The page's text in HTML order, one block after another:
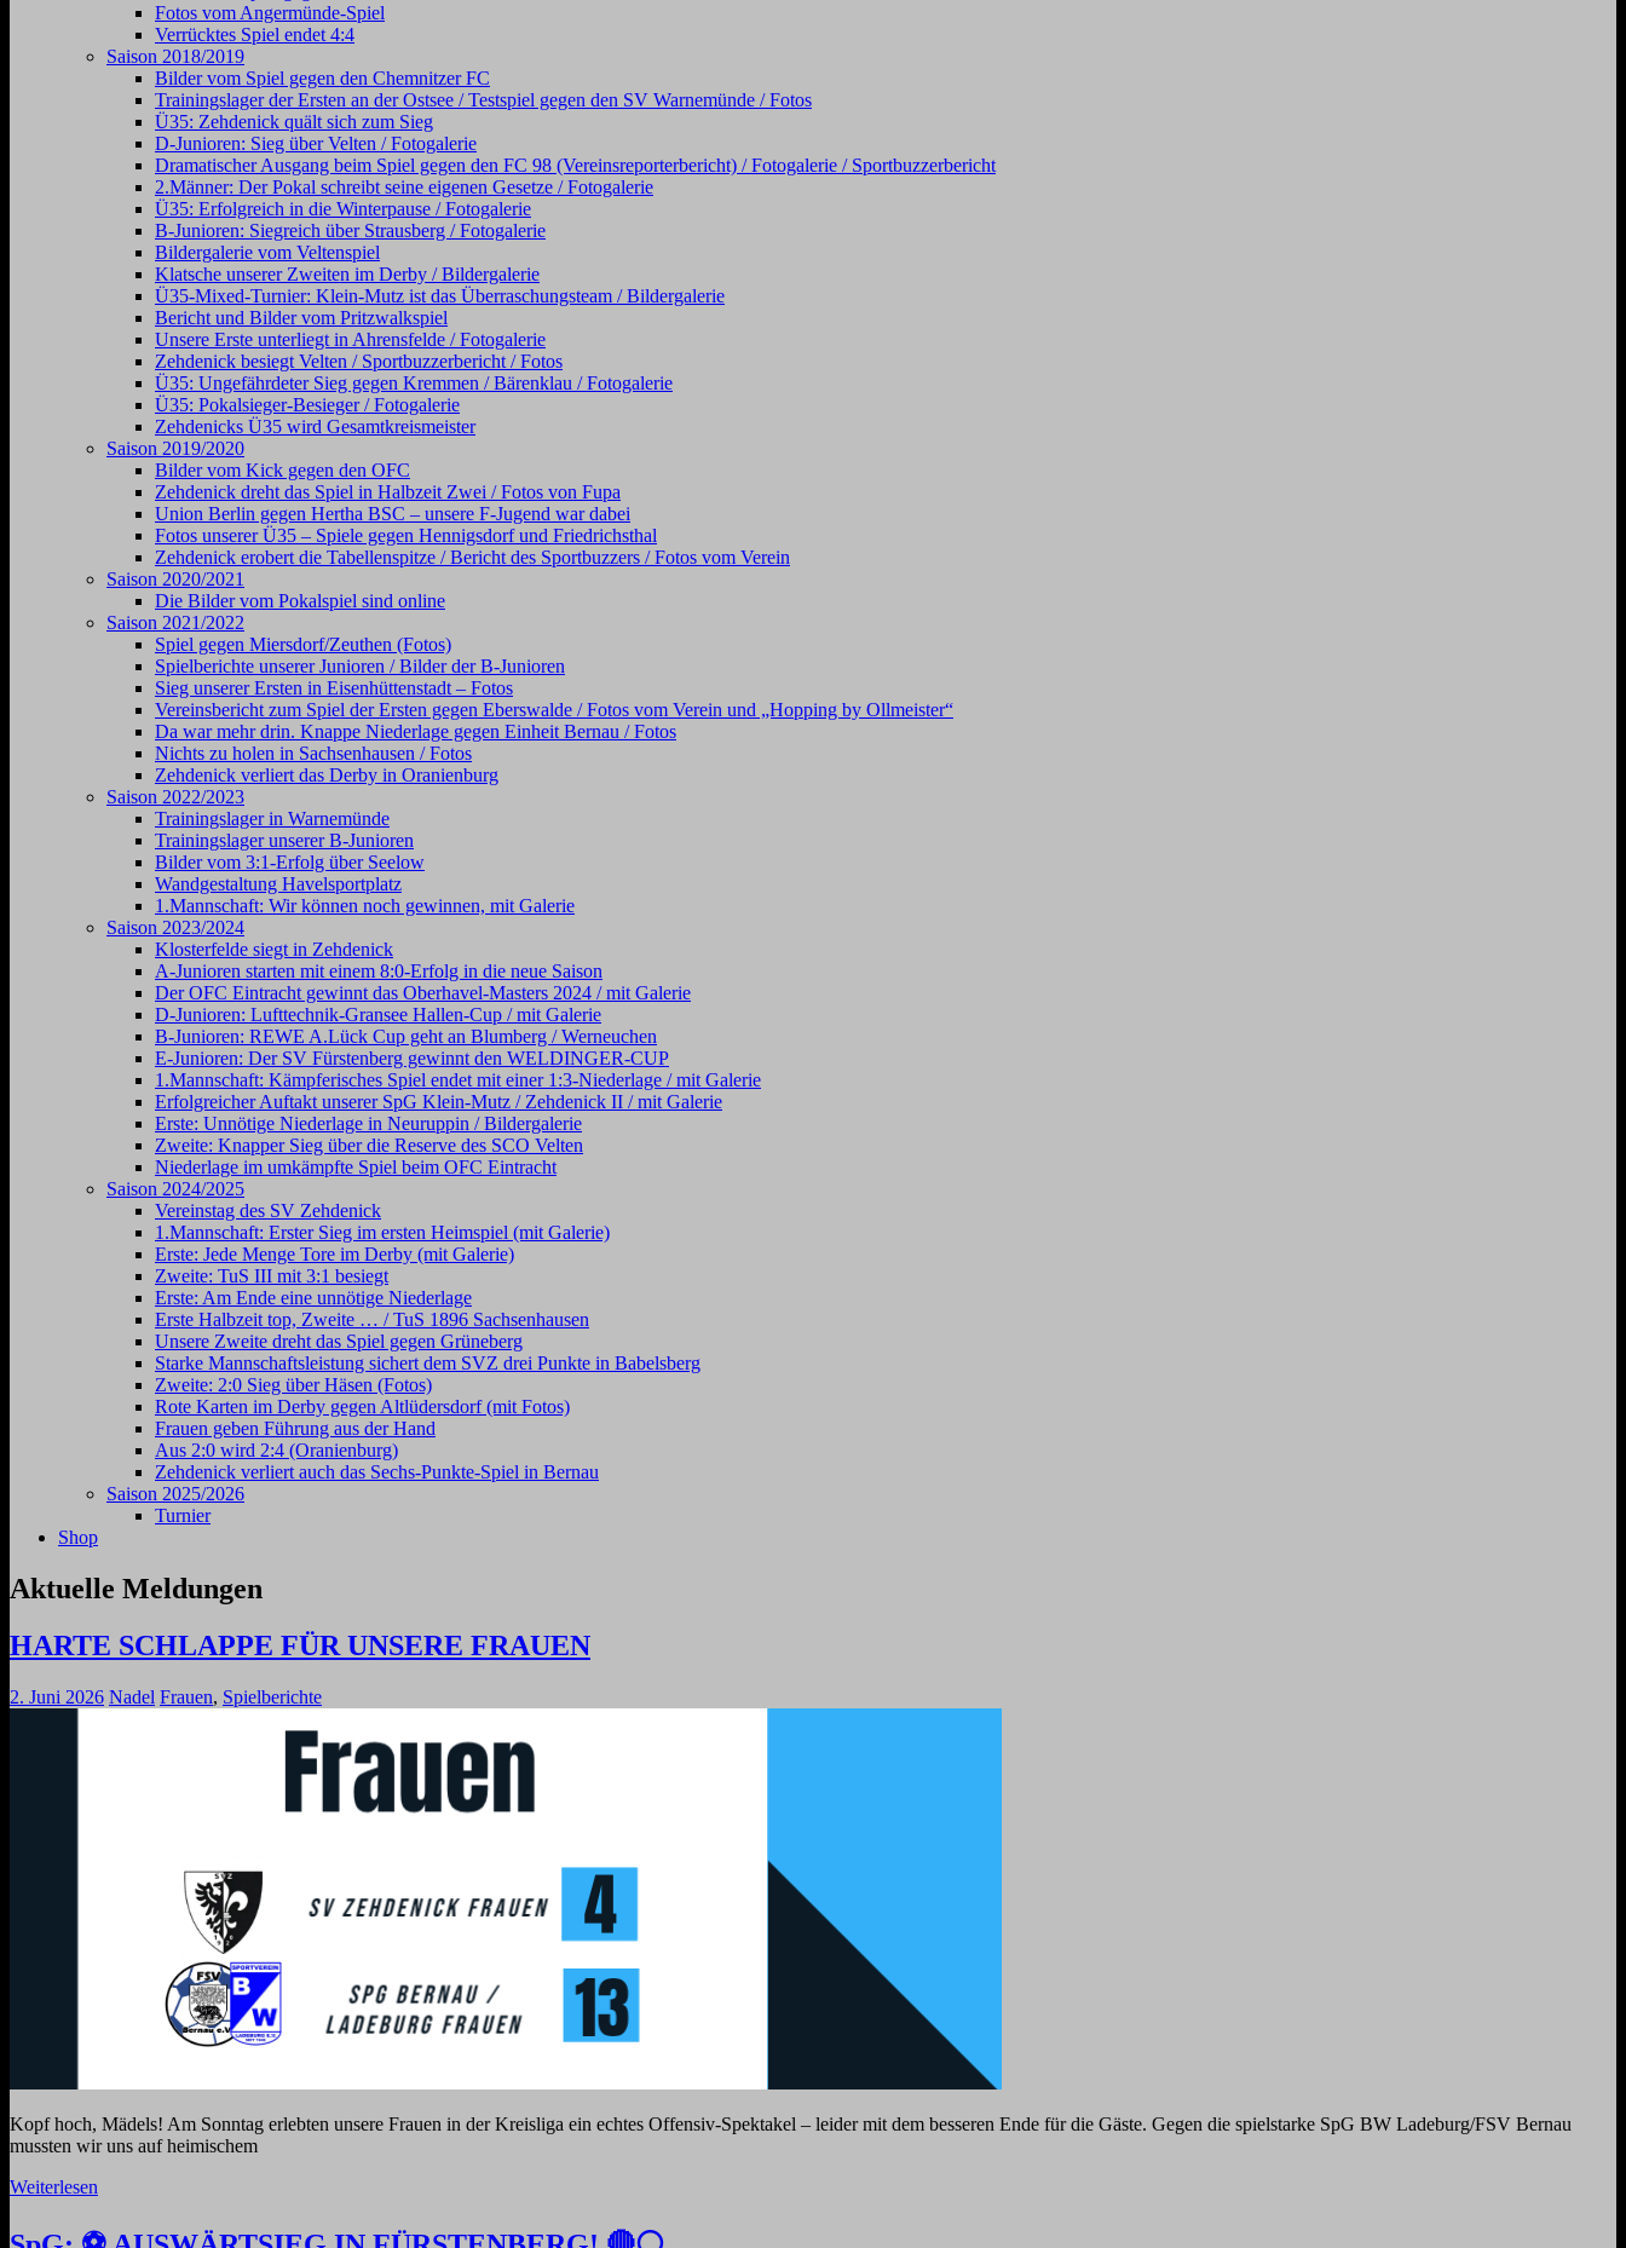
Fotos vom Angermünde-Spiel
Verrücktes Spiel endet 4:4
Saison 2018/2019
Bilder vom Spiel gegen den Chemnitzer FC
Trainingslager der Ersten an der Ostsee / Testspiel gegen den SV Warnemünde / Fotos
Ü35: Zehdenick quält sich zum Sieg
D-Junioren: Sieg über Velten / Fotogalerie
Dramatischer Ausgang beim Spiel gegen den FC 98 (Vereinsreporterbericht) / Fotogalerie / Sportbuzzerbericht
2.Männer: Der Pokal schreibt seine eigenen Gesetze / Fotogalerie
Ü35: Erfolgreich in die Winterpause / Fotogalerie
B-Junioren: Siegreich über Strausberg / Fotogalerie
Bildergalerie vom Veltenspiel
Klatsche unserer Zweiten im Derby / Bildergalerie
Ü35-Mixed-Turnier: Klein-Mutz ist das Überraschungsteam / Bildergalerie
Bericht und Bilder vom Pritzwalkspiel
Unsere Erste unterliegt in Ahrensfelde / Fotogalerie
Zehdenick besiegt Velten / Sportbuzzerbericht / Fotos
Ü35: Ungefährdeter Sieg gegen Kremmen / Bärenklau / Fotogalerie
Ü35: Pokalsieger-Besieger / Fotogalerie
Zehdenicks Ü35 wird Gesamtkreismeister
Saison 2019/2020
Bilder vom Kick gegen den OFC
Zehdenick dreht das Spiel in Halbzeit Zwei / Fotos von Fupa
Union Berlin gegen Hertha BSC – unsere F-Jugend war dabei
Fotos unserer Ü35 – Spiele gegen Hennigsdorf und Friedrichsthal
Zehdenick erobert die Tabellenspitze / Bericht des Sportbuzzers / Fotos vom Verein
Saison 2020/2021
Die Bilder vom Pokalspiel sind online
Saison 2021/2022
Spiel gegen Miersdorf/Zeuthen (Fotos)
Spielberichte unserer Junioren / Bilder der B-Junioren
Sieg unserer Ersten in Eisenhüttenstadt – Fotos
Vereinsbericht zum Spiel der Ersten gegen Eberswalde / Fotos vom Verein und „Hopping by Ollmeister“
Da war mehr drin. Knappe Niederlage gegen Einheit Bernau / Fotos
Nichts zu holen in Sachsenhausen / Fotos
Zehdenick verliert das Derby in Oranienburg
Saison 2022/2023
Trainingslager in Warnemünde
Trainingslager unserer B-Junioren
Bilder vom 3:1-Erfolg über Seelow
Wandgestaltung Havelsportplatz
1.Mannschaft: Wir können noch gewinnen, mit Galerie
Saison 2023/2024
Klosterfelde siegt in Zehdenick
A-Junioren starten mit einem 8:0-Erfolg in die neue Saison
Der OFC Eintracht gewinnt das Oberhavel-Masters 2024 / mit Galerie
D-Junioren: Lufttechnik-Gransee Hallen-Cup / mit Galerie
B-Junioren: REWE A.Lück Cup geht an Blumberg / Werneuchen
E-Junioren: Der SV Fürstenberg gewinnt den WELDINGER-CUP
1.Mannschaft: Kämpferisches Spiel endet mit einer 1:3-Niederlage / mit Galerie
Erfolgreicher Auftakt unserer SpG Klein-Mutz / Zehdenick II / mit Galerie
Erste: Unnötige Niederlage in Neuruppin / Bildergalerie
Zweite: Knapper Sieg über die Reserve des SCO Velten
Niederlage im umkämpfte Spiel beim OFC Eintracht
Saison 2024/2025
Vereinstag des SV Zehdenick
1.Mannschaft: Erster Sieg im ersten Heimspiel (mit Galerie)
Erste: Jede Menge Tore im Derby (mit Galerie)
Zweite: TuS III mit 3:1 besiegt
Erste: Am Ende eine unnötige Niederlage
Erste Halbzeit top, Zweite … / TuS 1896 Sachsenhausen
Unsere Zweite dreht das Spiel gegen Grüneberg
Starke Mannschaftsleistung sichert dem SVZ drei Punkte in Babelsberg
Zweite: 2:0 Sieg über Häsen (Fotos)
Rote Karten im Derby gegen Altlüdersdorf (mit Fotos)
Frauen geben Führung aus der Hand
Aus 2:0 wird 2:4 (Oranienburg)
Zehdenick verliert auch das Sechs-Punkte-Spiel in Bernau
Saison 2025/2026
Turnier
Shop
Aktuelle Meldungen
HARTE SCHLAPPE FÜR UNSERE FRAUEN
2. Juni 2026 Nadel Frauen, Spielberichte
Kopf hoch, Mädels! Am Sonntag erlebten unsere Frauen in der Kreisliga ein echtes Offensiv-Spektakel – leider mit dem besseren Ende für die Gäste. Gegen die spielstarke SpG BW Ladeburg/FSV Bernau
mussten wir uns auf heimischem
Weiterlesen